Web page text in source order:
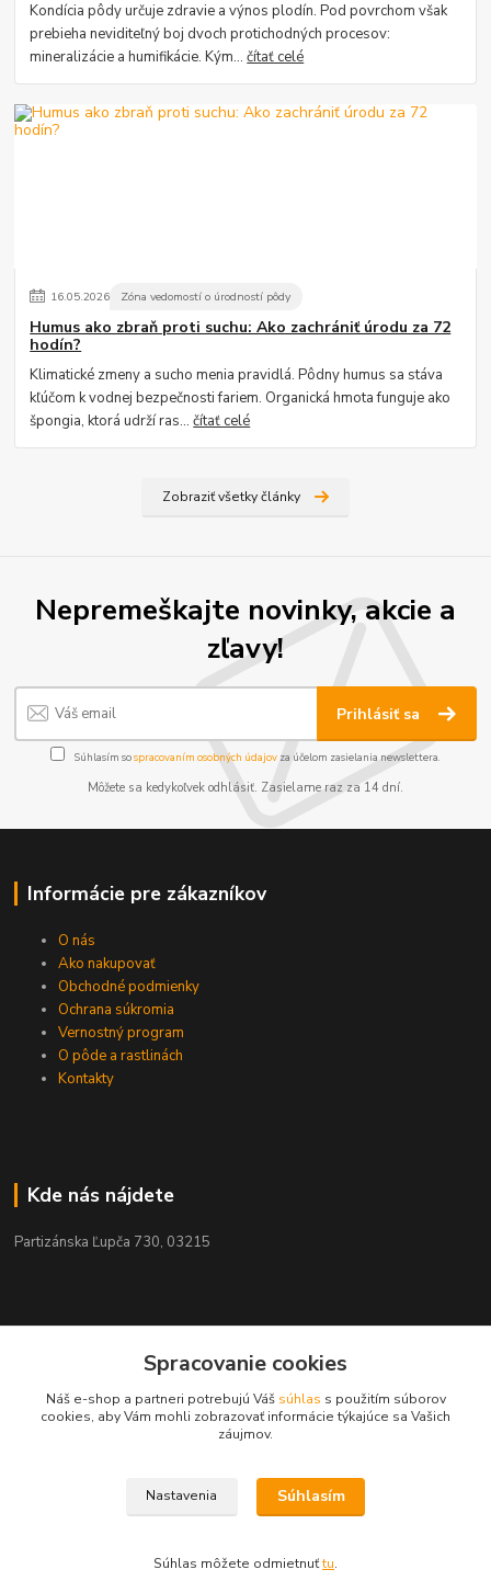
Kondícia pôdy určuje zdravie a výnos plodín. Pod povrchom však
prebieha neviditeľný boj dvoch protichodných procesov:
mineralizácie a humifikácie. Kým...čítať celé
16.05.2026 Zóna vedomostí o úrodností pôdy
Humus ako zbraň proti suchu: Ako zachrániť úrodu za 72
hodín?
Klimatické zmeny a sucho menia pravidlá. Pôdny humus sa stáva
kľúčom k vodnej bezpečnosti fariem. Organická hmota funguje ako
špongia, ktorá udrží ras...čítať celé
Zobraziť všetky články
Nepremeškajte novinky, akcie a
zľavy!
Prihlásiť sa
Súhlasím sospracovaním osobných údajov za účelom zasielania newslettera.
Môžete sa kedykoľvek odhlásiť. Zasielame raz za 14 dní.
Informácie pre zákazníkov
O nás
Ako nakupovať
Obchodné podmienky
Ochrana súkromia
Vernostný program
O pôde a rastlinách
Kontakty
Kde nás nájdete
Partizánska Ľupča 730, 03215
+421 911 909 012
Spracovanie cookies
Náš e-shop a partneri potrebujú Váš súhlas s použitím súborov
cookies, aby Vám mohli zobrazovať informácie týkajúce sa Vašich
záujmov.
Nastavenia Súhlasím
Súhlas môžete odmietnuťtu.